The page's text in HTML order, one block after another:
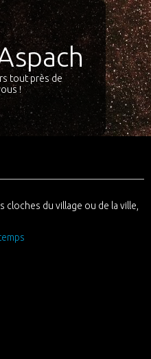
tout près de
!
du village ou de la ville,